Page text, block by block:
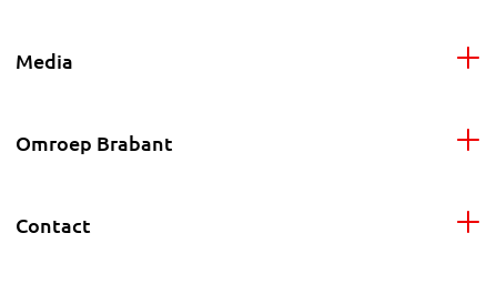
Media
Omroep Brabant
Contact